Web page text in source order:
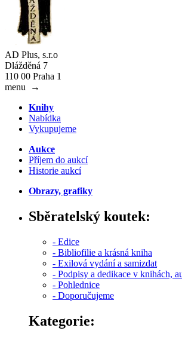
AD Plus, s.r.o
Dlážděná 7
110 00 Praha 1
menu
→
Knihy
Nabídka
Vykupujeme
Aukce
Příjem do aukcí
Historie aukcí
Obrazy, grafiky
Sběratelský koutek:
- Edice
- Bibliofilie a krásná kniha
- Exilová vydání a samizdat
- Podpisy a dedikace v knihách,
- Pohlednice
- Doporučujeme
Kategorie: